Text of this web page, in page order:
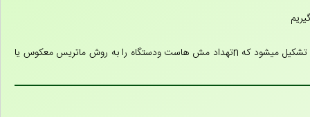
۵-به تهداد مش ها معادله می سازیم که یک دستگاه nمعادله nمجهولی تشکیل میشود که nتهداد مش هاست ودستگاه را به روش ماتریس معکوس یا